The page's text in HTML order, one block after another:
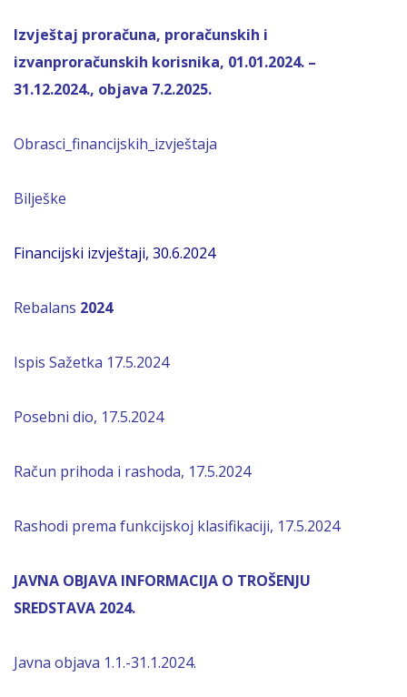
Izvještaj proračuna, proračunskih i
izvanproračunskih korisnika, 01.01.2024. –
31.12.2024., objava 7.2.2025.
Obrasci_financijskih_izvještaja
Bilješke
Financijski izvještaji, 30.6.2024
Rebalans 2024
Ispis Sažetka 17.5.2024
Posebni dio, 17.5.2024
Račun prihoda i rashoda, 17.5.2024
Rashodi prema funkcijskoj klasifikaciji, 17.5.2024
JAVNA OBJAVA INFORMACIJA O TROŠENJU
SREDSTAVA 2024.
Javna objava 1.1.-31.1.2024.